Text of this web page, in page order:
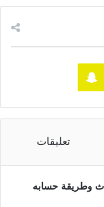
سناب
تشات
تعليقات
وطريقة حسابه